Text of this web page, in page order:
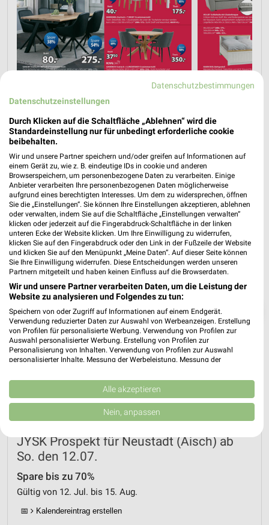
JYSK Prospekt für Neustadt (Aisch) ab
So. den 12.07.
Spare bis zu 70%
Gültig von 12. Jul. bis 15. Aug.
📅 Kalendereintrag erstellen
Datenschutzbestimmungen
Datenschutzeinstellungen
Durch Klicken auf die Schaltfläche „Ablehnen“ wird die
Standardeinstellung nur für unbedingt erforderliche cookie
beibehalten.
Wir und unsere Partner speichern und/oder greifen auf Informationen auf
einem Gerät zu, wie z. B. eindeutige IDs in cookie und anderen
Browserspeichern, um personenbezogene Daten zu verarbeiten. Einige
Anbieter verarbeiten Ihre personenbezogenen Daten möglicherweise
aufgrund eines berechtigten Interesses. Um dem zu widersprechen, öffnen
Sie die „Einstellungen“. Sie können Ihre Einstellungen akzeptieren, ablehnen
oder verwalten, indem Sie auf die Schaltfläche „Einstellungen verwalten“
klicken oder jederzeit auf die Fingerabdruck-Schaltfläche in der linken
unteren Ecke der Website klicken. Um Ihre Einwilligung zu widerrufen,
klicken Sie auf den Fingerabdruck oder den Link in der Fußzeile der Website
und klicken Sie auf den Menüpunkt „Meine Daten“. Auf dieser Seite können
Sie Ihre Einwilligung widerrufen. Diese Entscheidungen werden unseren
Partnern mitgeteilt und haben keinen Einfluss auf die Browserdaten.
Wir und unsere Partner verarbeiten Daten, um die Leistung der
Website zu analysieren und Folgendes zu tun:
Speichern von oder Zugriff auf Informationen auf einem Endgerät.
Verwendung reduzierter Daten zur Auswahl von Werbeanzeigen. Erstellung
von Profilen für personalisierte Werbung. Verwendung von Profilen zur
Auswahl personalisierter Werbung. Erstellung von Profilen zur
Personalisierung von Inhalten. Verwendung von Profilen zur Auswahl
personalisierter Inhalte. Messung der Werbeleistung. Messung der
Kombinationen von Daten aus verschiedenen Quellen. Entwicklung und
Verbesserung der Angebote. Verwendung reduzierter Daten zur Auswahl
von Inhalten.
Daten können außerhalb der Europäischen Union weitergegeben und in die
Website/App.
Partnerliste anzeigen (1 IAB-Anbieter)
Wir nutzen Ihre Daten für folgende Zwecke:
auf einem Endgerät
Alle akzeptieren
Nein, anpassen